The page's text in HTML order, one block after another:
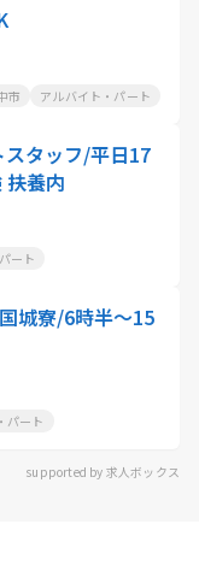
市 アルバイト・パート
タッフ/平日17
養内
ート
城寮/6時半～15
パート
supported by 求人ボックス